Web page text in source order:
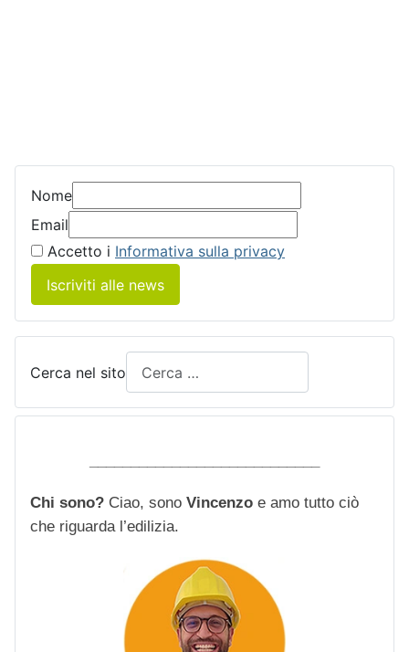
Nome
Email
Accetto i Informativa sulla privacy
Iscriviti alle news
Cerca nel sito
Chi sono? Ciao, sono Vincenzo e amo tutto ciò
che riguarda l’edilizia.